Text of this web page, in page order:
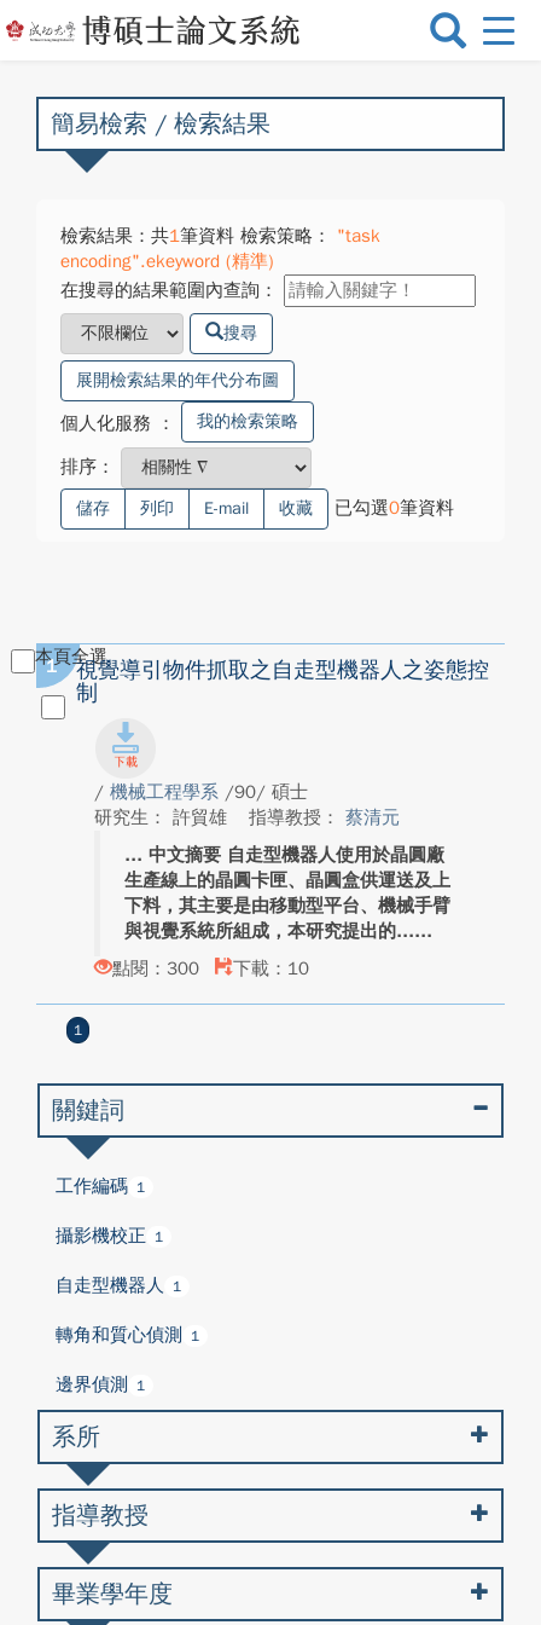
選
換
簡易檢索 / 檢索結果
檢索結果：共1筆資料 檢索策略：
"task
encoding".ekeyword (精準)
在搜尋的結果範圍內查詢：
搜尋
展開檢索結果的年代分布圖
個人化服務 ： 我的檢索策略
排序：
儲存 列印 E-mail 收藏 已勾選0筆資料
本頁全選
1
視覺導引物件抓取之自走型機器人之姿態控
制
/ 機械工程學系 /90/ 碩士
研究生： 許貿雄
指導教授： 蔡清元
中文摘要 自走型機器人使用於晶圓廠
生產線上的晶圓卡匣、晶圓盒供運送及上
下料，其主要是由移動型平台、機械手臂
與視覺系統所組成，本研究提出的...
點閱：300
下載：10
1
關鍵詞
工作編碼 1
攝影機校正 1
自走型機器人 1
轉角和質心偵測 1
邊界偵測 1
系所
指導教授
畢業學年度